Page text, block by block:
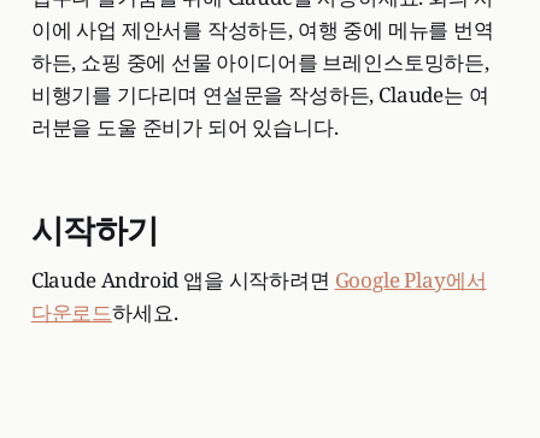
이에 사업 제안서를 작성하든, 여행 중에 메뉴를 번역
하든, 쇼핑 중에 선물 아이디어를 브레인스토밍하든,
비행기를 기다리며 연설문을 작성하든, Claude는 여
러분을 도울 준비가 되어 있습니다.
시작하기
Claude Android 앱을 시작하려면 Google Play에서
다운로드하세요.